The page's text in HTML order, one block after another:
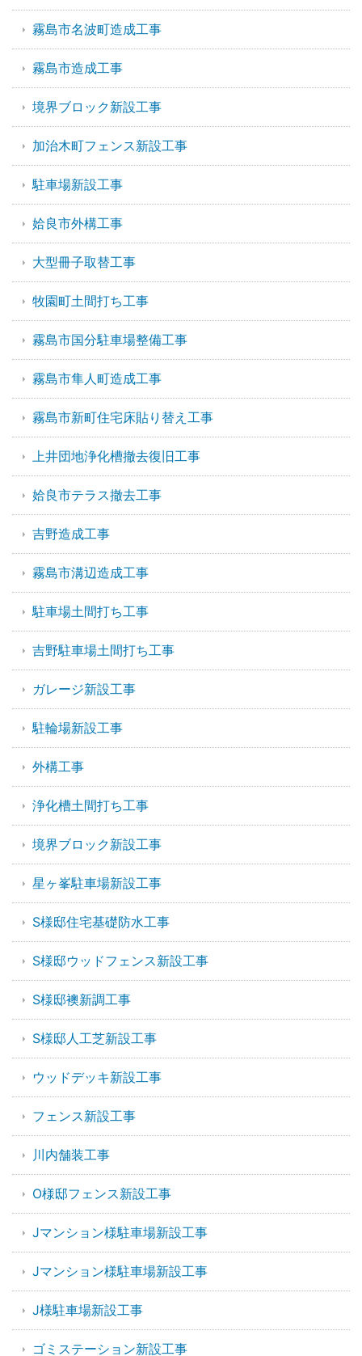
霧島市名波町造成工事
霧島市造成工事
境界ブロック新設工事
加治木町フェンス新設工事
駐車場新設工事
姶良市外構工事
大型冊子取替工事
牧園町土間打ち工事
霧島市国分駐車場整備工事
霧島市隼人町造成工事
霧島市新町住宅床貼り替え工事
上井団地浄化槽撤去復旧工事
姶良市テラス撤去工事
吉野造成工事
霧島市溝辺造成工事
駐車場土間打ち工事
吉野駐車場土間打ち工事
ガレージ新設工事
駐輪場新設工事
外構工事
浄化槽土間打ち工事
境界ブロック新設工事
星ヶ峯駐車場新設工事
S様邸住宅基礎防水工事
S様邸ウッドフェンス新設工事
S様邸襖新調工事
S様邸人工芝新設工事
ウッドデッキ新設工事
フェンス新設工事
川内舗装工事
O様邸フェンス新設工事
Jマンション様駐車場新設工事
Jマンション様駐車場新設工事
J様駐車場新設工事
ゴミステーション新設工事